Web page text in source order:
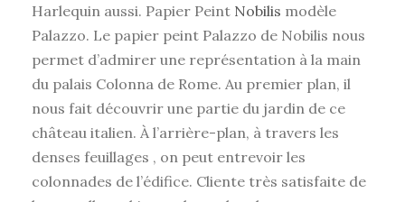
Harlequin aussi. Papier Peint Nobilis modèle
Palazzo. Le papier peint Palazzo de Nobilis nous
permet d’admirer une représentation à la main
du palais Colonna de Rome. Au premier plan, il
nous fait découvrir une partie du jardin de ce
château italien. À l’arrière-plan, à travers les
denses feuillages , on peut entrevoir les
colonnades de l’édifice. Cliente très satisfaite de